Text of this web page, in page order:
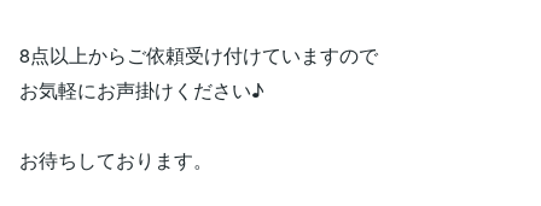
8点以上からご依頼受け付けていますので
お気軽にお声掛けください♪
お待ちしております。